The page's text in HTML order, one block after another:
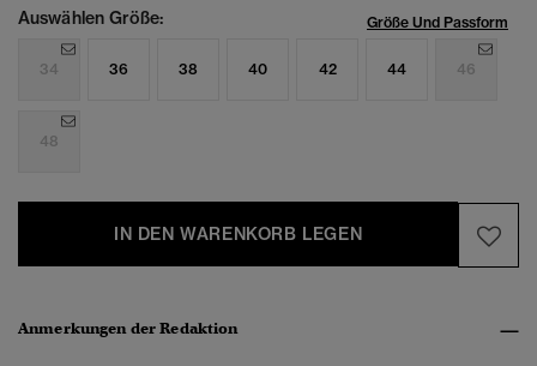
Auswählen Größe: Größe Und Passform
34 36 38 40 42 44 46
48
IN DEN WARENKORB LEGEN
Anmerkungen der Redaktion